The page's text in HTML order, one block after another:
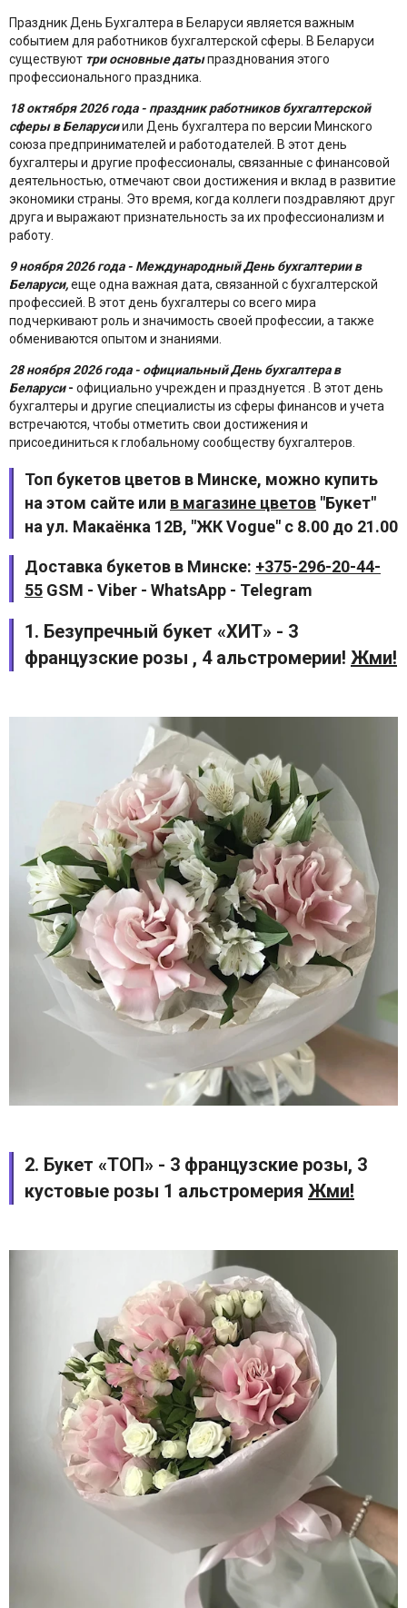
Праздник День Бухгалтера в Беларуси является важным
событием для работников бухгалтерской сферы. В Беларуси
существуют три основные датыпразднования этого
профессионального праздника.
18 октября 2026 года - праздник работников бухгалтерской
сферы в Беларусиили День бухгалтера по версии Минского
союза предпринимателей и работодателей. В этот день
бухгалтеры и другие профессионалы, связанные с финансовой
деятельностью, отмечают свои достижения и вклад в развитие
экономики страны. Это время, когда коллеги поздравляют друг
друга и выражают признательность за их профессионализм и
работу.
9 ноября 2026 года - Международный День бухгалтерии в
Беларуси,еще одна важная дата, связанной с бухгалтерской
профессией. В этот день бухгалтеры со всего мира
подчеркивают роль и значимость своей профессии, а также
обмениваются опытом и знаниями.
28 ноября 2026 года - официальный День бухгалтера в
Беларуси- официально учрежден и празднуется . В этот день
бухгалтеры и другие специалисты из сферы финансов и учета
встречаются, чтобы отметить свои достижения и
присоединиться к глобальному сообществу бухгалтеров.
Топ букетов цветов в Минске, можно купить
на этом сайте или в магазине цветов "Букет"
на ул. Макаёнка 12В, "ЖК Vogue" с 8.00 до 21.00
Доставка букетов в Минске: +375-296-20-44-
55 GSM - Viber - WhatsApp - Telegram
1. Безупречный букет «ХИТ» - 3
французские розы , 4 альстромерии! Жми!
2. Букет «ТОП» - 3 французские розы, 3
кустовые розы 1 альстромерия Жми!